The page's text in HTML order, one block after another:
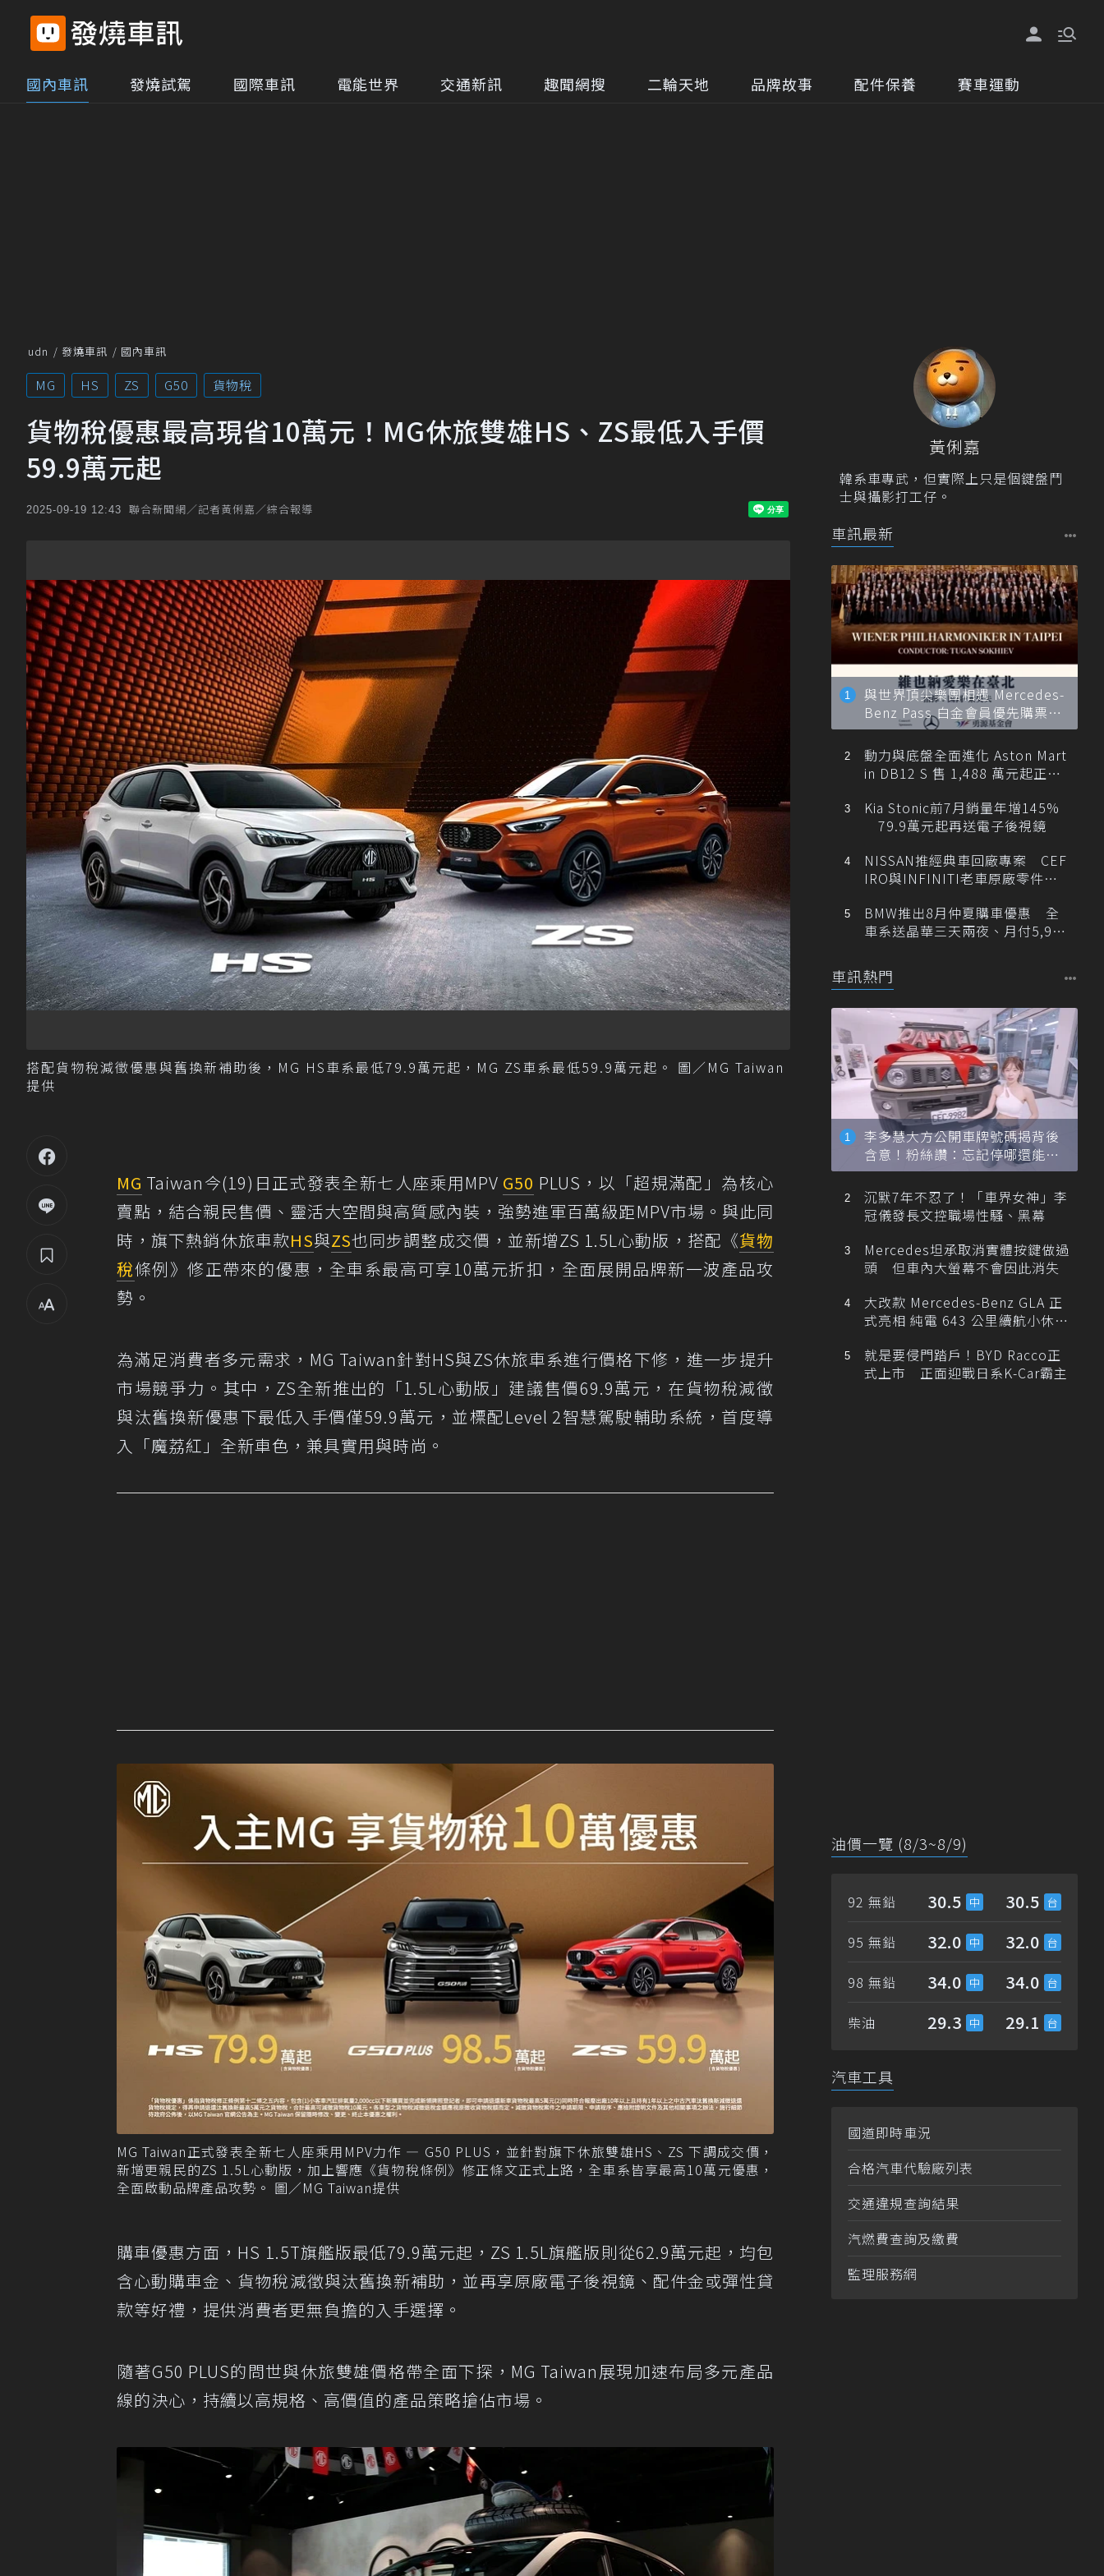
國內車訊 發燒試駕 國際車訊 電能世界 交通新訊 趣聞網搜 二輪天地 品牌故事 配件保養 賽車運動
udn 發燒車訊 國內車訊
MG HS ZS G50 貨物稅
貨物稅優惠最高現省10萬元！MG休旅雙雄HS、ZS最低入手價
59.9萬元起
2025-09-19 12:43 聯合新聞網／記者黃俐嘉／綜合報導
搭配貨物稅減徵優惠與舊換新補助後，MG HS車系最低79.9萬元起，MG ZS車系最低59.9萬元起。 圖／MG Taiwan
提供
MG Taiwan今(19)日正式發表全新七人座乘用MPV G50 PLUS，以「超規滿配」為核心
賣點，結合親民售價、靈活大空間與高質感內裝，強勢進軍百萬級距MPV市場。與此同
時，旗下熱銷休旅車款HS與ZS也同步調整成交價，並新增ZS 1.5L心動版，搭配《貨物
稅條例》修正帶來的優惠，全車系最高可享10萬元折扣，全面展開品牌新一波產品攻
勢。
為滿足消費者多元需求，MG Taiwan針對HS與ZS休旅車系進行價格下修，進一步提升
市場競爭力。其中，ZS全新推出的「1.5L心動版」建議售價69.9萬元，在貨物稅減徵
與汰舊換新優惠下最低入手價僅59.9萬元，並標配Level 2智慧駕駛輔助系統，首度導
入「魔荔紅」全新車色，兼具實用與時尚。
MG Taiwan正式發表全新七人座乘用MPV力作 — G50 PLUS，並針對旗下休旅雙雄HS、ZS 下調成交價，
新增更親民的ZS 1.5L心動版，加上響應《貨物稅條例》修正條文正式上路，全車系皆享最高10萬元優惠，
全面啟動品牌產品攻勢。 圖／MG Taiwan提供
購車優惠方面，HS 1.5T旗艦版最低79.9萬元起，ZS 1.5L旗艦版則從62.9萬元起，均包
含心動購車金、貨物稅減徵與汰舊換新補助，並再享原廠電子後視鏡、配件金或彈性貸
款等好禮，提供消費者更無負擔的入手選擇。
隨著G50 PLUS的問世與休旅雙雄價格帶全面下探，MG Taiwan展現加速布局多元產品
線的決心，持續以高規格、高價值的產品策略搶佔市場。
黃俐嘉
韓系車專武，但實際上只是個鍵盤鬥
士與攝影打工仔。
車訊最新
與世界頂尖樂團相遇 Mercedes-
Benz Pass 白金會員優先購票維
也納愛樂
動力與底盤全面進化 Aston Mart
in DB12 S 售 1,488 萬元起正式
Kia Stonic前7月銷量年增145%
79.9萬元起再送電子後視鏡
NISSAN推經典車回廠專案 CEF
IRO與INFINITI老車原廠零件最
BMW推出8月仲夏購車優惠 全
車系送晶華三天兩夜、月付5,900
車訊熱門
李多慧大方公開車牌號碼揭背後
含意！粉絲讚：忘記停哪還能幫
忙找車
沉默7年不忍了！「車界女神」李
冠儀發長文控職場性騷、黑幕
Mercedes坦承取消實體按鍵做過
頭 但車內大螢幕不會因此消失
大改款 Mercedes-Benz GLA 正
式亮相 純電 643 公里續航小休
就是要侵門踏戶！BYD Racco正
式上市 正面迎戰日系K-Car霸主
油價一覽 (8/3~8/9)
92 無鉛 30.5 30.5
95 無鉛 32.0 32.0
98 無鉛 34.0 34.0
柴油 29.3 29.1
汽車工具
國道即時車況
合格汽車代驗廠列表
交通違規查詢結果
汽燃費查詢及繳費
監理服務網